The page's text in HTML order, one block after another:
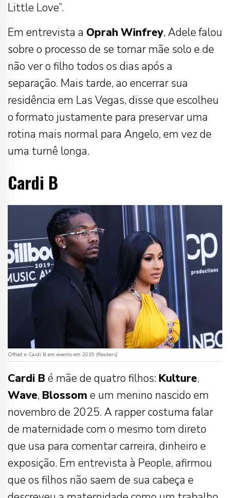
Little Love”.
Em entrevista a OprahWinfrey, Adele falou
sobre o processo de se tornar mãe solo e de
não ver o filho todos os dias após a
separação. Mais tarde, ao encerrar sua
residência em Las Vegas, disse que escolheu
o formato justamente para preservar uma
rotina mais normal para Angelo, em vez de
uma turnê longa.
Cardi B
Offset e Cardi B em evento em 2019 (Reuters)
Cardi Bé mãe de quatro filhos: Kulture,
Wave, Blossom e um menino nascido em
novembro de 2025. A rapper costuma falar
de maternidade com o mesmo tom direto
que usa para comentar carreira, dinheiro e
exposição. Em entrevista à People, afirmou
que os filhos não saem de sua cabeça e